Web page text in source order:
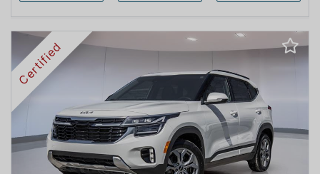
Certified